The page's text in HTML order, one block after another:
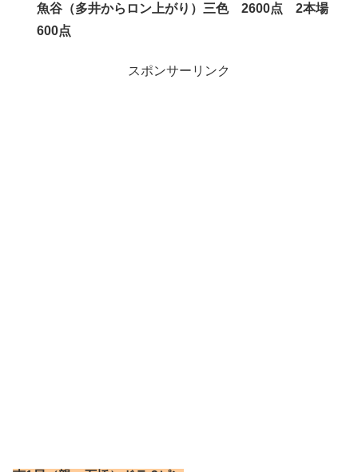
魚谷（多井からロン上がり）三色 2600点 2本場
600点
スポンサーリンク